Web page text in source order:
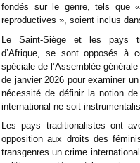
fondés sur le genre, tels que
reproductives », soient inclus
Le Saint-Siège et les pays
d’Afrique, se sont opposés à
spéciale de l’Assemblée
de janvier 2026 pour examiner
nécessité de définir la notion
international ne soit
Les pays traditionalistes ont
opposition aux droits des
transgenres un crime